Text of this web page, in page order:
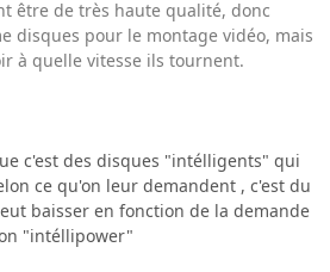
être de très haute qualité, donc
disques pour le montage vidéo, mais
à quelle vitesse ils tournent.
c'est des disques "intélligents" qui
ce qu'on leur demandent , c'est du
baisser en fonction de la demande
"intéllipower"